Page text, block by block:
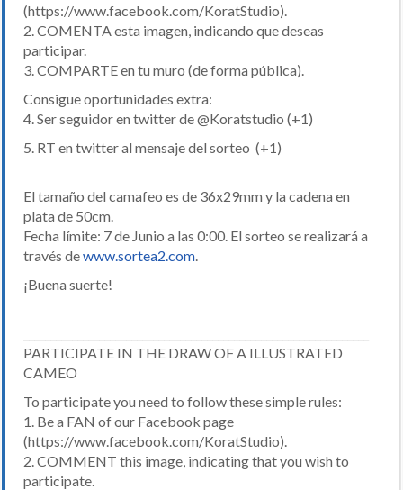
(https://www.facebook.com/KoratStudio).
2. COMENTA esta imagen, indicando que deseas
participar.
3. COMPARTE en tu muro (de forma pública).
Consigue oportunidades extra:
4. Ser seguidor en twitter de @Koratstudio (+1)
5. RT en twitter al mensaje del sorteo (+1)
El tamaño del camafeo es de 36x29mm y la cadena en
plata de 50cm.
Fecha límite: 7 de Junio a las 0:00. El sorteo se realizará a
través dewww.sortea2.com.
¡Buena suerte!
PARTICIPATE IN THE DRAW OF A ILLUSTRATED
CAMEO
To participate you need to follow these simple rules:
1. Be a FAN of our Facebook page
(https://www.facebook.com/KoratStudio).
2. COMMENT this image, indicating that you wish to
participate.